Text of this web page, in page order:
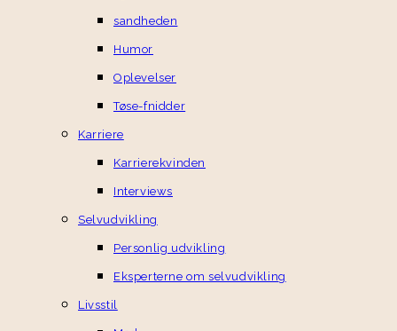
sandheden
Humor
Oplevelser
Tøse-fnidder
Karriere
Karrierekvinden
Interviews
Selvudvikling
Personlig udvikling
Eksperterne om selvudvikling
Livsstil